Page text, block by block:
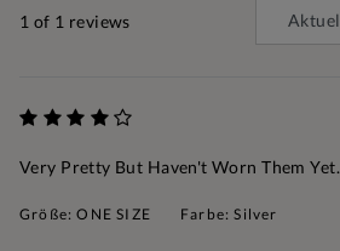
1 of 1 reviews
Very Pretty But Haven't Worn Them Yet.
Größe: ONE SIZE Farbe: Silver